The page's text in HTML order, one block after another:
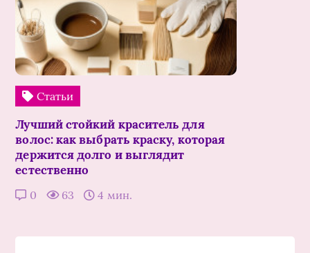
Статьи
Лучший стойкий краситель для
волос: как выбрать краску, которая
держится долго и выглядит
естественно
0 63 4 мин.